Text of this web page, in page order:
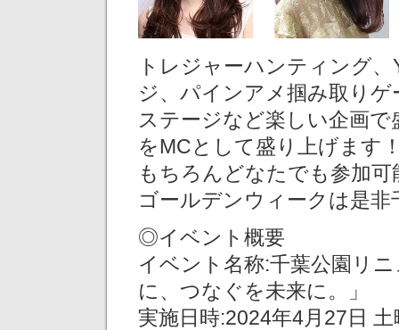
トレジャーハンティング
ジ、パインアメ掴み取り
ステージなど楽しい企画
をMCとして盛り上げます
もちろんどなたでも参加可
ゴールデンウィークは是
◎イベント概要
イベント名称:千葉公園リ
に、つなぐを未来に。」
実施⽇時:2024年4⽉27⽇